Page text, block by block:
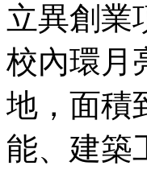
立異創業
校內環月
地，面積
能、建築